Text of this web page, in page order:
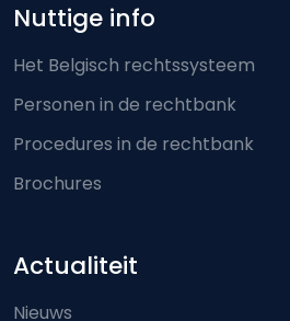
Nuttige info
Het Belgisch rechtssysteem
Personen in de rechtbank
Procedures in de rechtbank
Brochures
Actualiteit
Nieuws